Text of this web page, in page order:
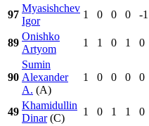
97
Myasishchev
Igor
1 0 0 0 -1
89
Onishko
Artyom
1 1 0 1 0
90
Sumin
Alexander
A. (A)
1 0 0 0 0
49
Khamidullin
Dinar(C)
1 0 1 1 0